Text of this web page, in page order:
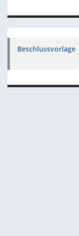
Beschlussvorlage